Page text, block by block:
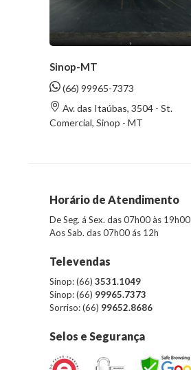
Sinop-MT
(66) 99965-7373
Av. das Itaúbas, 3504 - St.
Comercial, Sinop - MT
Horário de Atendimento
De Seg. á Sex. das 07h00 às 19h00
Aos Sab. das 07h00 ás 12h
Televendas
Sinop: (66) 3531.1049
Sinop: (66) 99965.7373
Sorriso: (66) 99652.8686
Selos e Segurança